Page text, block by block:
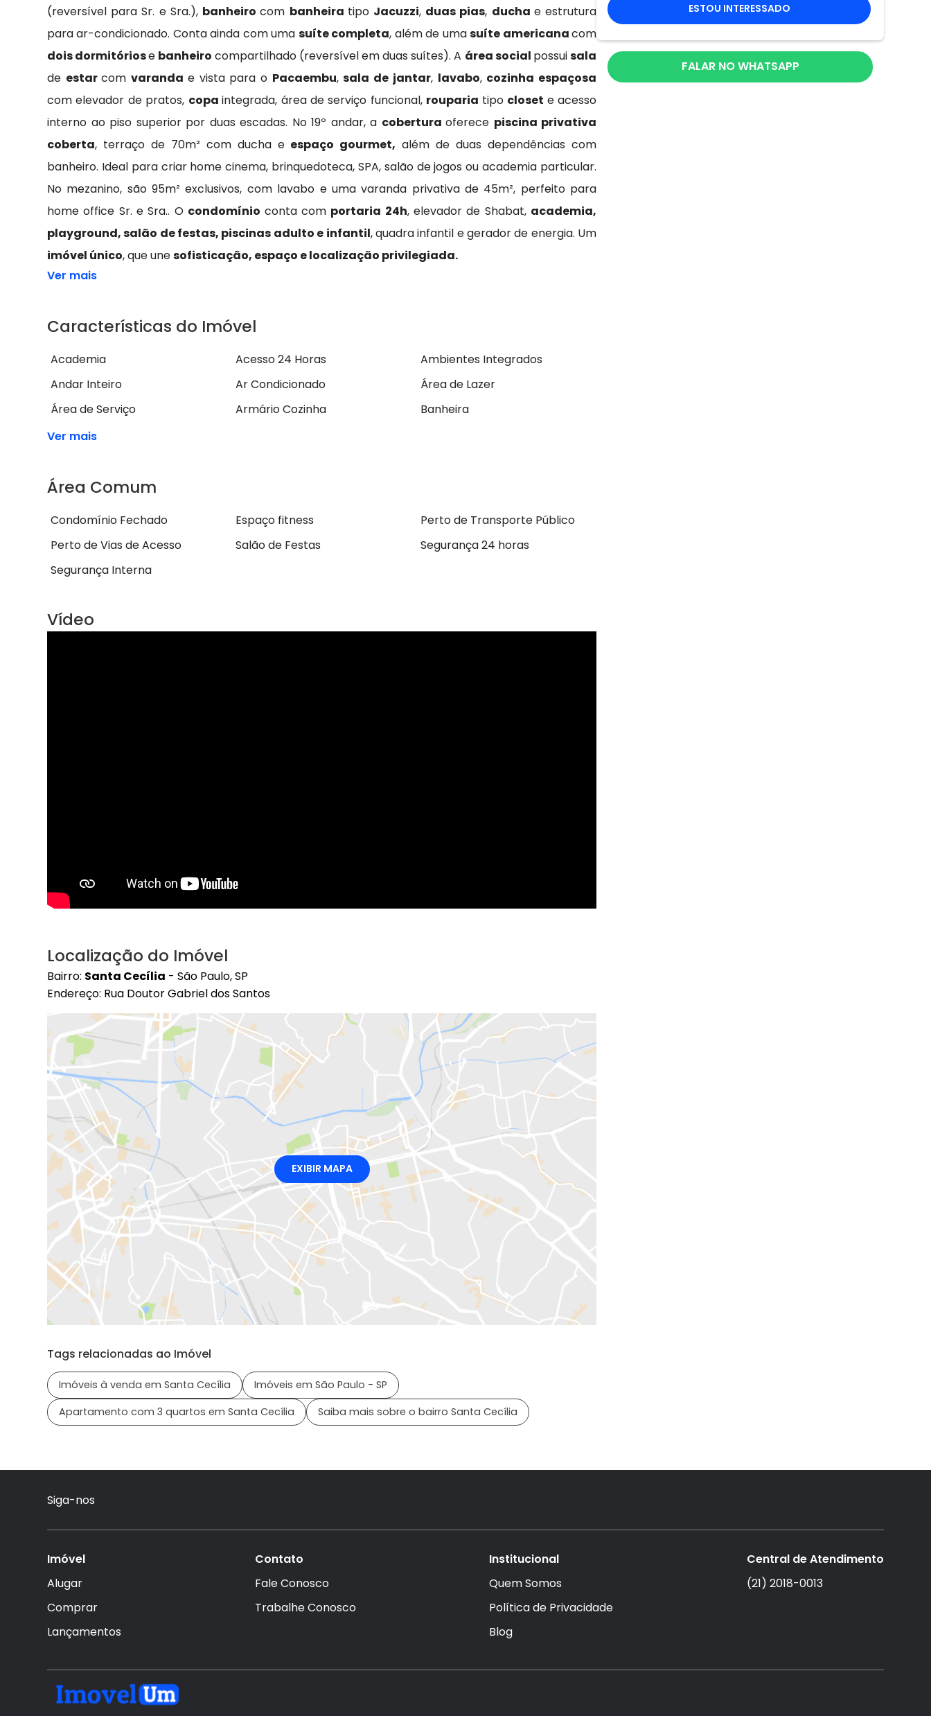
(reversível para Sr. e Sra.), banheirocom banheira tipo Jacuzzi, duas pias, ducha e estrutura
para ar-condicionado. Conta ainda com uma suíte completa, além de umasuíte americanacom
dois dormitóriose banheiro compartilhado (reversível em duas suítes). A área social possuisala
de estarcomvaranda e vista para o Pacaembu,sala de jantar, lavabo, cozinha espaçosa
com elevador de pratos, copaintegrada, área de serviço funcional, rouparia tipo closet e acesso
interno ao piso superior por duas escadas. No 19º andar, a cobertura oferece piscina privativa
coberta, terraço de 70m² com ducha e espaço gourmet, além de duas dependências com
banheiro. Ideal para criar home cinema, brinquedoteca, SPA, salão de jogos ou academia particular.
No mezanino, são 95m² exclusivos, com lavabo e uma varanda privativa de 45m², perfeito para
home office Sr. e Sra.. O condomínio conta com portaria 24h, elevador de Shabat, academia,
playground, salão de festas, piscinas adulto e infantil, quadra infantil e gerador de energia. Um
imóvel único, que unesofisticação, espaço e localização privilegiada.
Ver mais
Características do Imóvel
Academia Acesso 24 Horas
Ambientes Integrados
Andar Inteiro
Ar Condicionado
Área de Lazer
Área de Serviço
Armário Cozinha
Banheira
Ver mais
Área Comum
Condomínio Fechado Espaço fitness
Perto de Transporte Público
Perto de Vias de Acesso
Salão de Festas
Segurança 24 horas
Segurança Interna
Vídeo
Localização do Imóvel
Bairro: Santa Cecília - São Paulo, SP
Endereço: Rua Doutor Gabriel dos Santos
EXIBIR MAPA
Tags relacionadas ao Imóvel
Imóveis à venda em Santa Cecília
Imóveis em São Paulo - SP
Apartamento com 3 quartos em Santa Cecília
Saiba mais sobre o bairro Santa Cecília
ESTOU INTERESSADO
FALAR NO WHATSAPP
Siga-nos
Imóvel
Alugar
Comprar
Lançamentos
Contato
Fale Conosco
Trabalhe Conosco
Institucional
Quem Somos
Política de Privacidade
Blog
Central de Atendimento
(21) 2018-0013